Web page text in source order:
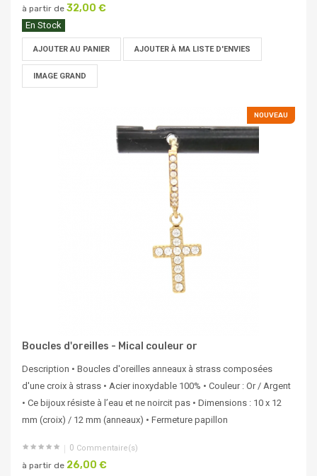
à partir de 32,00 €
En Stock
AJOUTER AU PANIER AJOUTER À MA LISTE D'ENVIES
IMAGE GRAND
NOUVEAU
Boucles d'oreilles - Mical couleur or
Description • Boucles d'oreilles anneaux à strass composées
d'une croix à strass • Acier inoxydable 100% • Couleur : Or / Argent
• Ce bijoux résiste à l’eau et ne noircit pas • Dimensions : 10 x 12
mm (croix) / 12 mm (anneaux) • Fermeture papillon
0 Commentaire(s)
à partir de 26,00 €